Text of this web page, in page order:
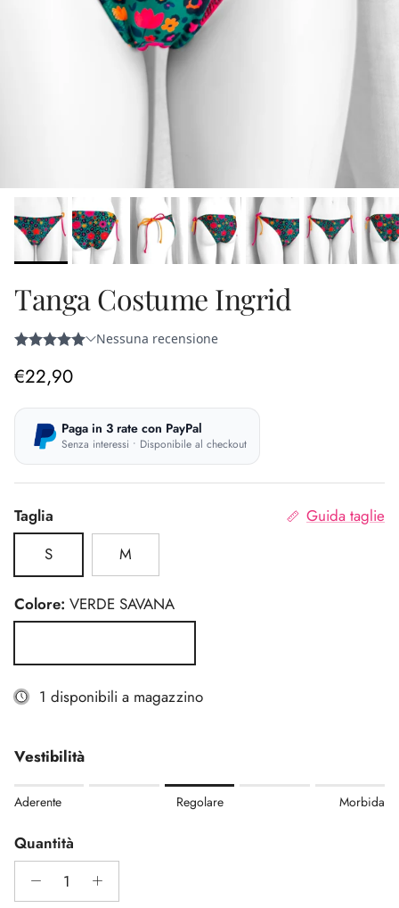
Tanga Costume Ingrid
Prezzo normale
€22,90
Paga in 3 rate con PayPal
Senza interessi • Disponibile al checkout
Taglia
Guida taglie
S
M
Colore: VERDE SAVANA
1 disponibili a magazzino
Vestibilità
Rating of 1 means Aderente.
Rating of 5 means Morbida.
The rating of this product for "" is 3.
Aderente Regolare Morbida
Quantità